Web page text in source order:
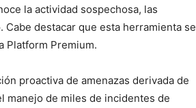
la actividad sospechosa, las
destacar que esta herramienta se
Platform Premium.
proactiva de amenazas derivada de
manejo de miles de incidentes de